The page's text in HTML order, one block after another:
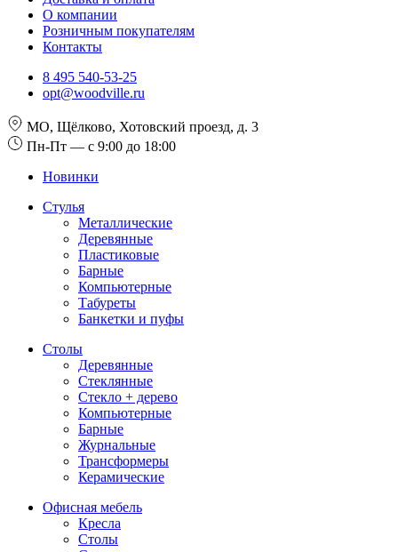
О компании
Розничным покупателям
Контакты
8 495 540-53-25
opt@woodville.ru
МО, Щёлково, Хотовский проезд, д. 3
Пн-Пт — с 9:00 до 18:00
Новинки
Стулья
Металлические
Деревянные
Пластиковые
Барные
Компьютерные
Табуреты
Банкетки и пуфы
Столы
Деревянные
Стеклянные
Стекло + дерево
Компьютерные
Барные
Журнальные
Трансформеры
Керамические
Офисная мебель
Кресла
Столы